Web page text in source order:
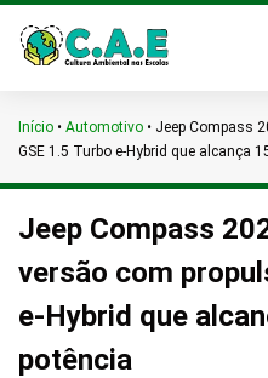
Início • Automotivo • Jeep Compass
GSE 1.5 Turbo e-Hybrid que alcança
Jeep Compass
versão com
e-Hybrid que
potência